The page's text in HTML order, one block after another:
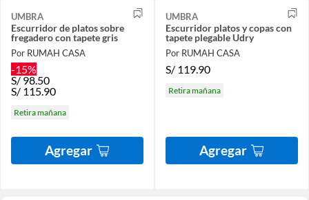
UMBRA
Escurridor de platos sobre
fregadero con tapete gris
Por RUMAH CASA
-15%
S/98.50
S/ 115.90
Retira mañana
Agregar
UMBRA
Escurridor platos y copas con
tapete plegable Udry
Por RUMAH CASA
S/ 119.90
Retira mañana
Agregar